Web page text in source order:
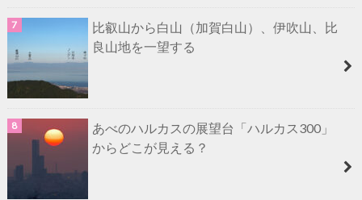
比叡山から白山（加賀白山）、伊吹山、比
良山地を一望する
あべのハルカスの展望台「ハルカス300」
からどこが見える？